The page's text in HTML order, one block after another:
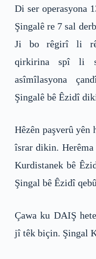
Di ser operasyona
Şingalê re 7 sal
Ji bo rêgirî li
qirkirina spî li
asîmîlasyona
Şingalê bê Êzidî
Hêzên paşverû
îsrar dikin.
Kurdistanek bê
Şingal bê Êzidî
Çawa ku DAIŞ
jî têk biçin. Şingal